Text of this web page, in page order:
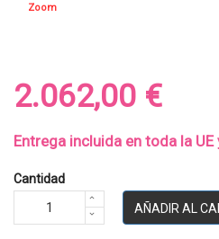
Zoom
2.062,00 €
Entrega incluida en toda la UE
Cantidad
AÑADIR AL